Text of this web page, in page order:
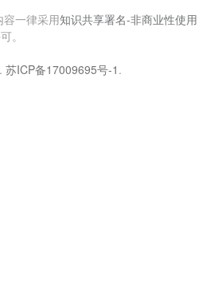
一律采用知识共享署名-非商业性使用
。
. 苏ICP备17009695号-1 .